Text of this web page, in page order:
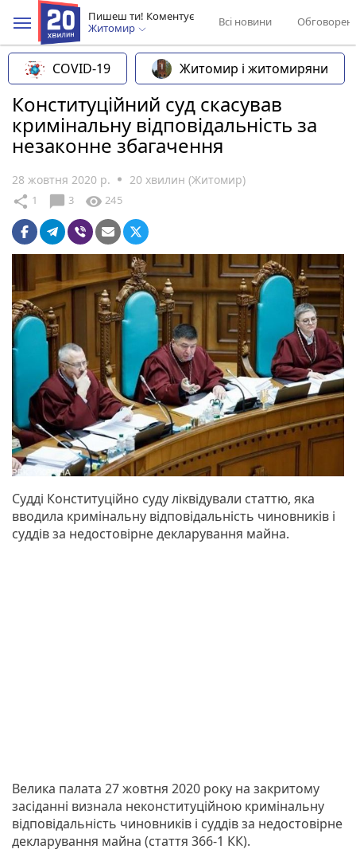
Пишеш ти! Коментує
Житомир
Всі новини
COVID-19 Житомир і житомиряни
Конституційний суд скасував
кримінальну відповідальність за
незаконне збагачення
28 жовтня 2020 р. 20 хвилин (Житомир)
share 1 chat_bubble 3 visibility 245
Судді Конституційно суду ліквідували статтю, яка
вводила кримінальну відповідальність чиновників і
суддів за недостовірне декларування майна.
Велика палата 27 жовтня 2020 року на закритому
засіданні визнала неконституційною кримінальну
відповідальність чиновників і суддів за недостовірне
декларування майна (стаття 366-1 КК).